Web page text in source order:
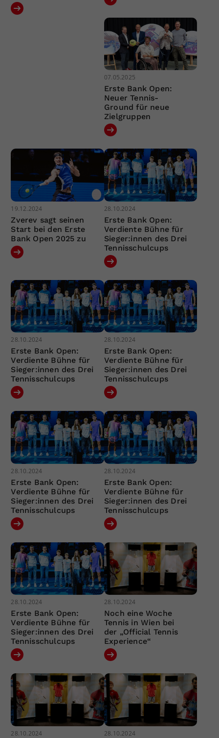
07.05.2025
Erste Bank Open:
Neuer Tennis-
Ground für neue
Zielgruppen
19.12.2024
Zverev sagt seinen
Start bei den Erste
Bank Open 2025 zu
28.10.2024
Erste Bank Open:
Verdiente Bühne für
Sieger:innen des Drei
Tennisschulcups
28.10.2024
Erste Bank Open:
Verdiente Bühne für
Sieger:innen des Drei
Tennisschulcups
28.10.2024
Erste Bank Open:
Verdiente Bühne für
Sieger:innen des Drei
Tennisschulcups
28.10.2024
Erste Bank Open:
Verdiente Bühne für
Sieger:innen des Drei
Tennisschulcups
28.10.2024
Erste Bank Open:
Verdiente Bühne für
Sieger:innen des Drei
Tennisschulcups
28.10.2024
Erste Bank Open:
Verdiente Bühne für
Sieger:innen des Drei
Tennisschulcups
28.10.2024
Noch eine Woche
Tennis in Wien bei
der „Official Tennis
Experience“
28.10.2024 28.10.2024